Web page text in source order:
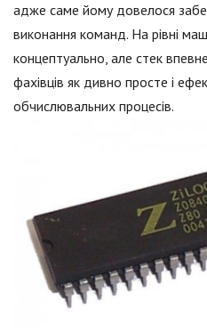
адже саме йому довелося
виконання команд. На рівні
концептуально, але стек
фахівців як дивно просте і
обчислювальних процесів.